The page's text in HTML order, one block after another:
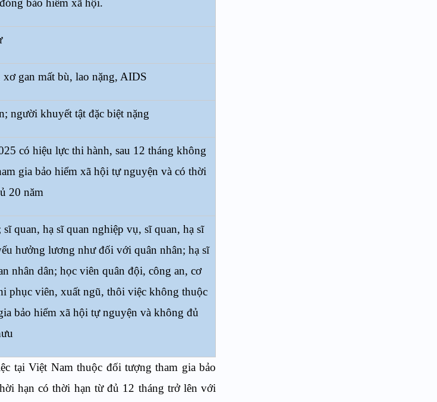
bảo hiểm xã hội.
gan mất bù, lao nặng, AIDS
người khuyết tật đặc biệt nặng
có hiệu lực thi hành, sau 12 tháng không
gia bảo hiểm xã hội tự nguyện và có thời
20 năm
quan, hạ sĩ quan nghiệp vụ, sĩ quan, hạ sĩ
hưởng lương như đối với quân nhân; hạ sĩ
nhân dân; học viên quân đội, công an, cơ
phục viên, xuất ngũ, thôi việc không thuộc
bảo hiểm xã hội tự nguyện và không đủ
tại Việt Nam thuộc đối tượng tham gia bảo
hạn có thời hạn từ đủ 12 tháng trở lên với